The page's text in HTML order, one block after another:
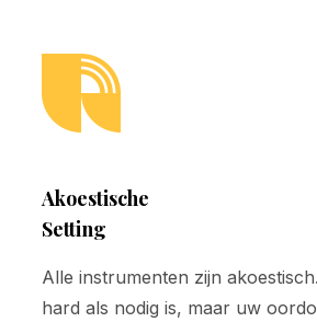
Akoestische
Setting
Alle instrumenten zijn
hard als nodig is, maar uw